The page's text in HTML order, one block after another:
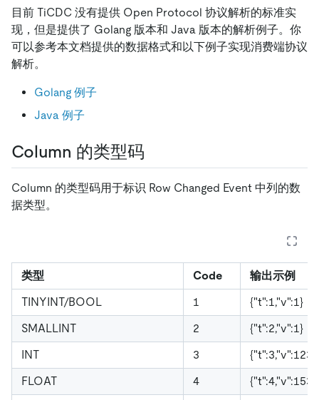
目前 TiCDC 没有提供 Open Protocol 协议解析的标准实
现，但是提供了 Golang 版本和 Java 版本的解析例子。你
可以参考本文档提供的数据格式和以下例子实现消费端协议
解析。
Golang 例子
Java 例子
Column 的类型码
Column 的类型码用于标识 Row Changed Event 中列的数
据类型。
类型 Code
输出示例
TINYINT/BOOL
1
{"t":1,"v":1}
SMALLINT
2
{"t":2,"v":1}
INT
3
{"t":3,"v":123}
FLOAT
4